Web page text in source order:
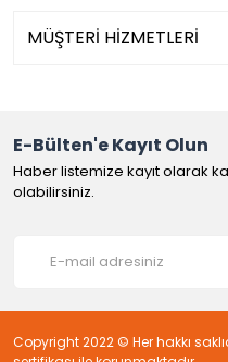
MÜŞTERİ HİZMETLERİ
E-Bülten'e Kayıt Olun
Haber listemize kayıt olarak
olabilirsiniz.
Copyright 2022 © Her hakkı